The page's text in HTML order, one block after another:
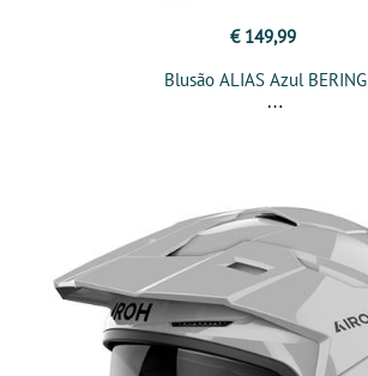
€ 149,99
Blusão ALIAS Azul BERING